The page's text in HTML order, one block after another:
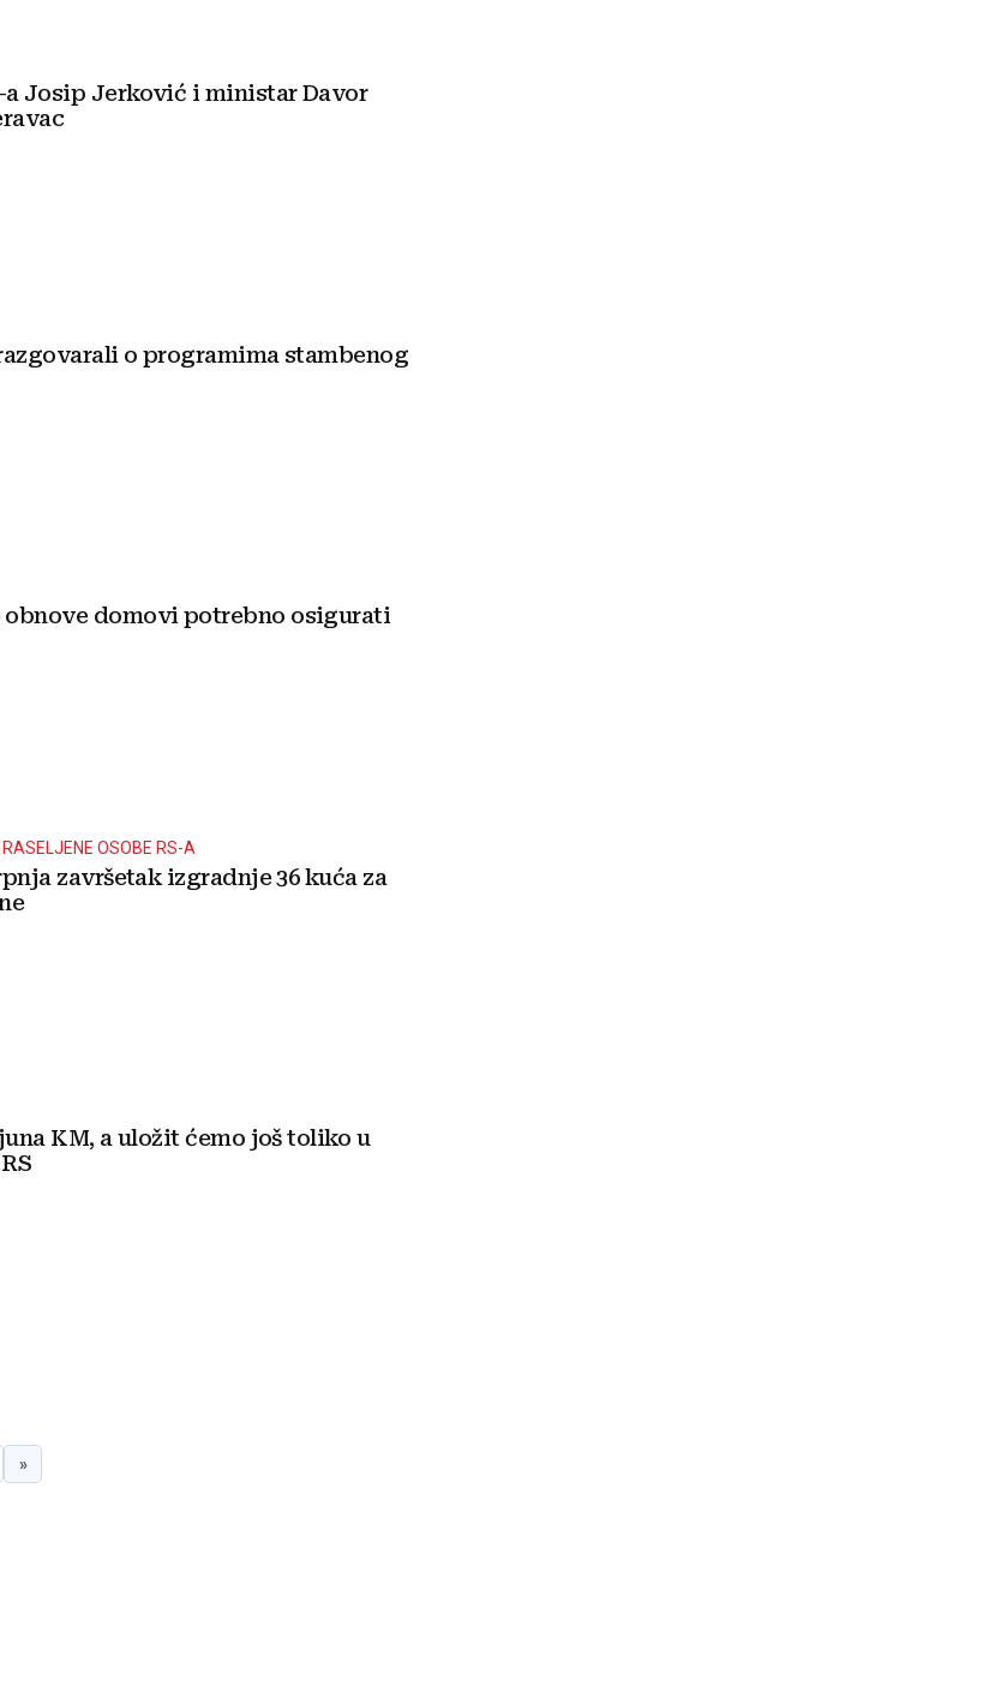
o programima stambenog
obnove domovi potrebno osigurati
OSOBE RS-A
završetak izgradnje 36 kuća za
KM, a uložit ćemo još toliko u
»